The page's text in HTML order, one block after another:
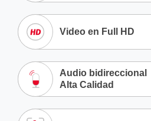
Video en Full HD
Audio bidireccional
Alta Calidad